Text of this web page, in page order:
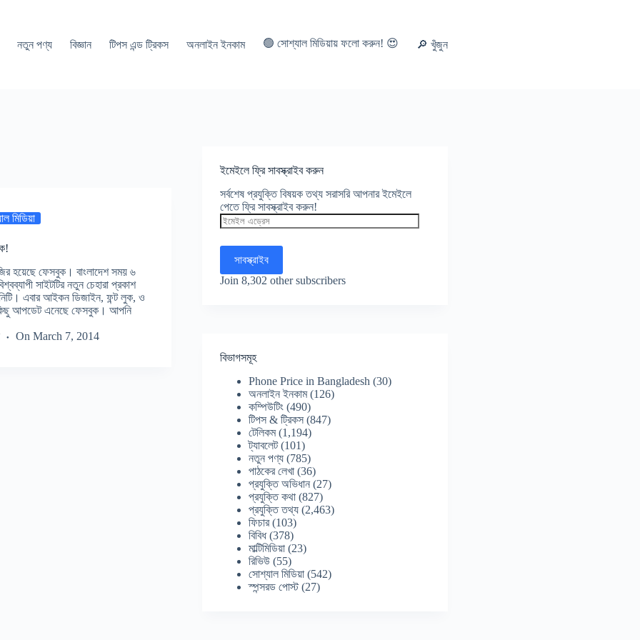
নতুন পণ্য বিজ্ঞান টিপস এন্ড ট্রিকস অনলাইন ইনকাম 🟢 সোশ্যাল মিডিয়ায় ফলো করুন! 😍 🔎 খুঁজুন
মিডিয়া
হয়েছে ফেসবুক। বাংলাদেশ সময় ৬
সাইটটির নতুন চেহারা প্রকাশ
এবার আইকন ডিজাইন, ফন্ট লুক, ও
কিছু আপডেট এনেছে ফেসবুক। আপনি
On March 7, 2014
ইমেইলে ফ্রি সাবস্ক্রাইব করুন
সর্বশেষ প্রযুক্তি বিষয়ক তথ্য সরাসরি আপনার ইমেইলে
পেতে ফ্রি সাবস্ক্রাইব করুন!
ইমেইল
এড্রেস
সাবস্ক্রাইব
Join 8,302 other subscribers
বিভাগসমূহ
Phone Price in Bangladesh (30)
অনলাইন ইনকাম(126)
কম্পিউটিং (490)
টিপস & ট্রিকস (847)
টেলিকম(1,194)
ট্যাবলেট(101)
নতুন পণ্য (785)
পাঠকের লেখা (36)
প্রযুক্তি অভিধান (27)
প্রযুক্তি কথা (827)
প্রযুক্তি তথ্য (2,463)
ফিচার(103)
বিবিধ(378)
মাল্টিমিডিয়া (23)
রিভিউ (55)
সোশ্যাল মিডিয়া (542)
স্পন্সরড পোস্ট(27)